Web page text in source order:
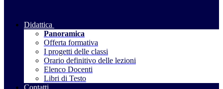
Didattica
Panoramica
Offerta formativa
I progetti delle classi
Orario definitivo delle lezioni
Elenco Docenti
Libri di Testo